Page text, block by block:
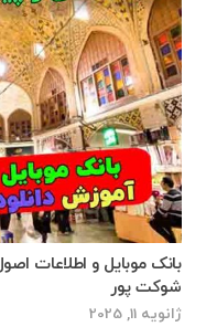
شوکت پور
ژانویه 11, 2025